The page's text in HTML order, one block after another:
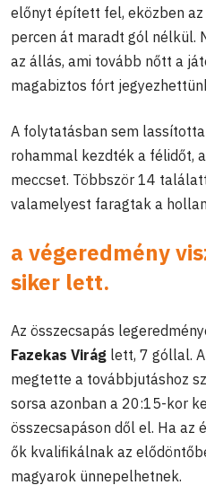
előnyt épített fel, eközben
percen át maradt gól nélkül.
az állás, ami tovább nőtt a
magabiztos fórt
A folytatásban sem
rohammal kezdték a félidőt,
meccset. Többször 14
valamelyest faragtak a
a végeredmény
siker lett.
Az összecsapás
Fazekas Virág lett, 7 góllal.
megtette a továbbjutáshoz
sorsa azonban a 20:15-kor
összecsapáson dől el. Ha az
ők kvalifikálnak az
magyarok ünnepelhetnek.